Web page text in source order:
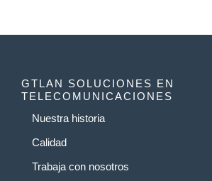
GTLAN SOLUCIONES EN
TELECOMUNICACIONES
Nuestra historia
Calidad
Trabaja con nosotros